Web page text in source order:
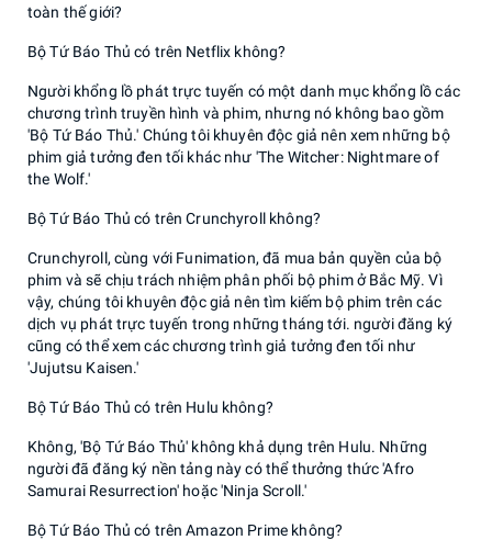
toàn thế giới?
Bộ Tứ Báo Thủ có trên Netflix không?
Người khổng lồ phát trực tuyến có một danh mục khổng lồ các
chương trình truyền hình và phim, nhưng nó không bao gồm
'Bộ Tứ Báo Thủ.' Chúng tôi khuyên độc giả nên xem những bộ
phim giả tưởng đen tối khác như 'The Witcher: Nightmare of
the Wolf.'
Bộ Tứ Báo Thủ có trên Crunchyroll không?
Crunchyroll, cùng với Funimation, đã mua bản quyền của bộ
phim và sẽ chịu trách nhiệm phân phối bộ phim ở Bắc Mỹ. Vì
vậy, chúng tôi khuyên độc giả nên tìm kiếm bộ phim trên các
dịch vụ phát trực tuyến trong những tháng tới. người đăng ký
cũng có thể xem các chương trình giả tưởng đen tối như
'Jujutsu Kaisen.'
Bộ Tứ Báo Thủ có trên Hulu không?
Không, 'Bộ Tứ Báo Thủ' không khả dụng trên Hulu. Những
người đã đăng ký nền tảng này có thể thưởng thức 'Afro
Samurai Resurrection' hoặc 'Ninja Scroll.'
Bộ Tứ Báo Thủ có trên Amazon Prime không?